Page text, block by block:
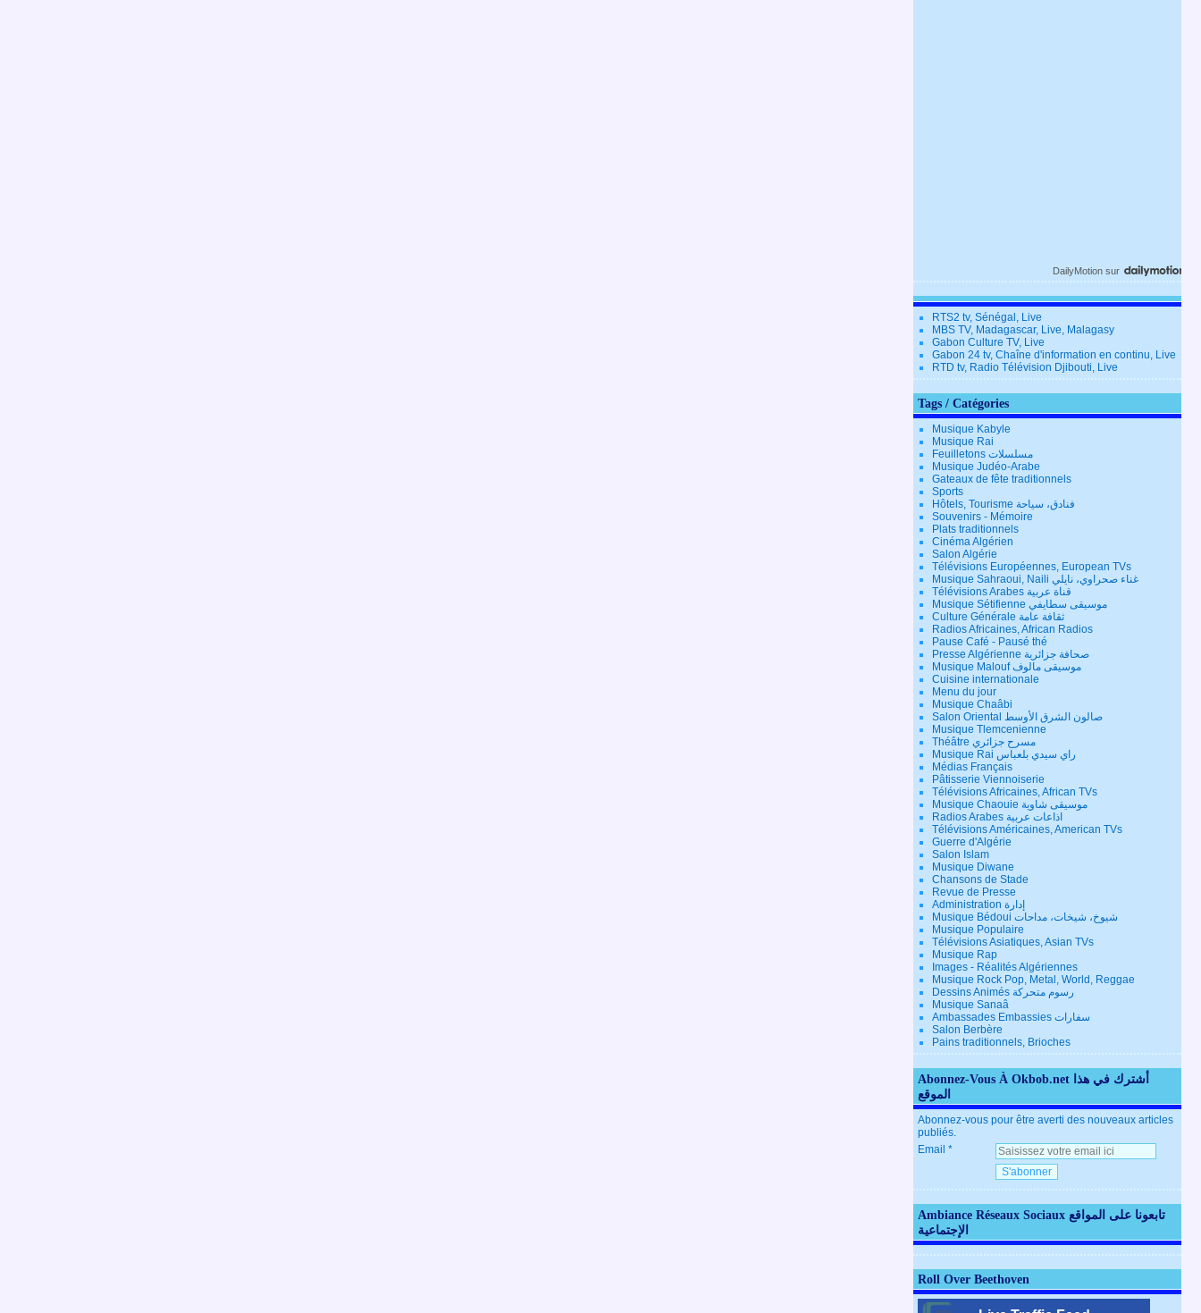
DailyMotion sur
RTS2 tv, Sénégal, Live
MBS TV, Madagascar, Live, Malagasy
Gabon Culture TV, Live
Gabon 24 tv, Chaîne d'information en continu, Live
RTD tv, Radio Télévision Djibouti, Live
Tags / Catégories
Musique Kabyle
Musique Rai
Feuilletons مسلسلات
Musique Judéo-Arabe
Gateaux de fête traditionnels
Sports
Hôtels, Tourisme فنادق، سياحة
Souvenirs - Mémoire
Plats traditionnels
Cinéma Algérien
Salon Algérie
Télévisions Européennes, European TVs
Musique Sahraoui, Naili غناء صحراوي، نايلي
Télévisions Arabes قناة عربية
Musique Sétifienne موسيقى سطايفي
Culture Générale ثقافة عامة
Radios Africaines, African Radios
Pause Café - Pausé thé
Presse Algérienne صحافة جزائرية
Musique Malouf موسيقى مالوف
Cuisine internationale
Menu du jour
Musique Chaâbi
Salon Oriental صالون الشرق الأوسط
Musique Tlemcenienne
Théâtre مسرح جزائري
Musique Rai راي سيدي بلعباس
Médias Français
Pâtisserie Viennoiserie
Télévisions Africaines, African TVs
Musique Chaouie موسيقى شاوية
Radios Arabes اذاعات عربية
Télévisions Américaines, American TVs
Guerre d'Algérie
Salon Islam
Musique Diwane
Chansons de Stade
Revue de Presse
Administration إدارة
Musique Bédoui شيوخ، شيخات، مداحات
Musique Populaire
Télévisions Asiatiques, Asian TVs
Musique Rap
Images - Réalités Algériennes
Musique Rock Pop, Metal, World, Reggae
Dessins Animés رسوم متحركة
Musique Sanaâ
Ambassades Embassies سفارات
Salon Berbère
Pains traditionnels, Brioches
Abonnez-Vous À Okbob.net أشترك في هذا
الموقع
Abonnez-vous pour être averti des nouveaux articles
publiés.
Email
Ambiance Réseaux Sociaux تابعونا على المواقع
الإجتماعية
Roll Over Beethoven